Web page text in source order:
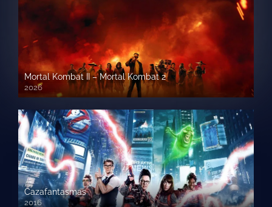
Mortal Kombat II – Mortal Kombat 2
2026
1080p HD
Cazafantasmas
2016